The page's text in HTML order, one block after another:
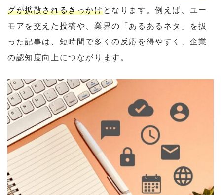
グが拡散されるきっかけとなります。例えば、ユー
モアを交えた投稿や、業界の「あるあるネタ」を扱
った記事は、短時間で多くの反応を得やすく、企業
の認知度向上につながります。